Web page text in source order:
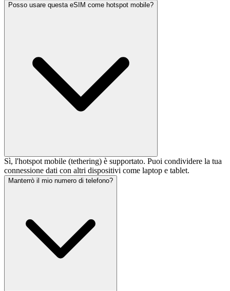
Posso usare questa eSIM come hotspot mobile?
Sì, l'hotspot mobile (tethering) è supportato. Puoi condividere la tua
connessione dati con altri dispositivi come laptop e tablet.
Manterrò il mio numero di telefono?